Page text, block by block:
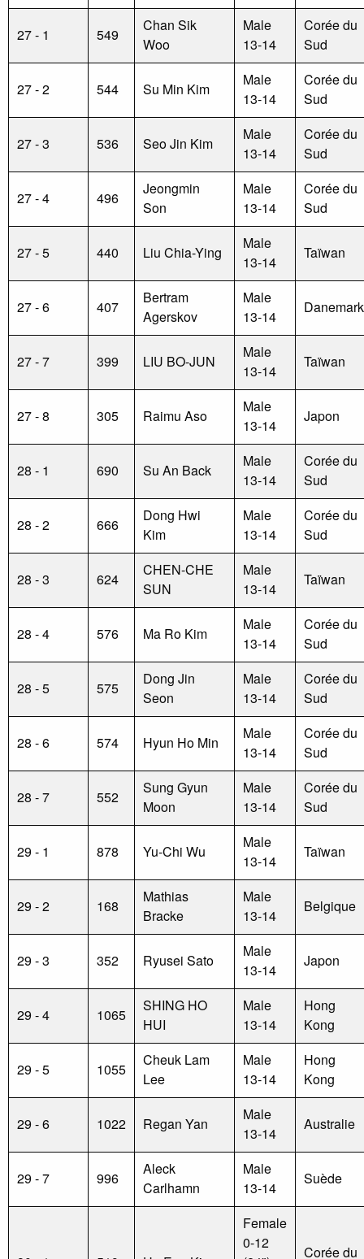
27 - 1 549
Chan Sik
Woo
Male
13-14
Corée du
Sud
27 - 2 544 Su Min Kim
Male
13-14
Corée du
Sud
27 - 3 536 Seo Jin Kim
Male
13-14
Corée du
Sud
27 - 4 496
Jeongmin
Son
Male
13-14
Corée du
Sud
27 - 5 440 Liu Chia-Ying
Male
13-14
Taïwan
27 - 6 407
Bertram
Agerskov
Male
13-14
Danemark
27 - 7 399 LIU BO-JUN
Male
13-14
Taïwan
27 - 8 305 Raimu Aso
Male
13-14
Japon
28 - 1 690 Su An Back
Male
13-14
Corée du
Sud
28 - 2 666
Dong Hwi
Kim
Male
13-14
Corée du
Sud
28 - 3 624
CHEN-CHE
SUN
Male
13-14
Taïwan
28 - 4 576 Ma Ro Kim
Male
13-14
Corée du
Sud
28 - 5 575
Dong Jin
Seon
Male
13-14
Corée du
Sud
28 - 6 574 Hyun Ho Min
Male
13-14
Corée du
Sud
28 - 7 552
Sung Gyun
Moon
Male
13-14
Corée du
Sud
29 - 1 878 Yu-Chi Wu
Male
13-14
Taïwan
29 - 2 168
Mathias
Bracke
Male
13-14
Belgique
29 - 3 352 Ryusei Sato
Male
13-14
Japon
29 - 4 1065
SHING HO
HUI
Male
13-14
Hong
Kong
29 - 5 1055
Cheuk Lam
Lee
Male
13-14
Hong
Kong
29 - 6 1022 Regan Yan
Male
13-14
Australie
29 - 7 996
Aleck
Carlhamn
Male
13-14
Suède
Female
0-12
Corée du